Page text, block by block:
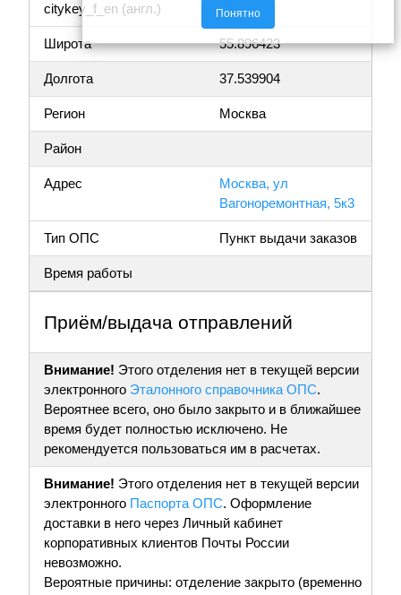
citykey_f_en (англ.)
Широта 55.896423
Долгота 37.539904
Регион Москва
Район
Адрес
Москва, ул
Вагоноремонтная, 5к3
Тип ОПС Пункт выдачи заказов
Время работы
Приём/выдача отправлений
Внимание! Этого отделения нет в текущей версии
электронного Эталонного справочника ОПС.
Вероятнее всего, оно было закрыто и в ближайшее
время будет полностью исключено. Не
рекомендуется пользоваться им в расчетах.
Внимание! Этого отделения нет в текущей версии
электронного Паспорта ОПС. Оформление
доставки в него через Личный кабинет
корпоративных клиентов Почты России
невозможно.
Вероятные причины: отделение закрыто (временно
Понятно